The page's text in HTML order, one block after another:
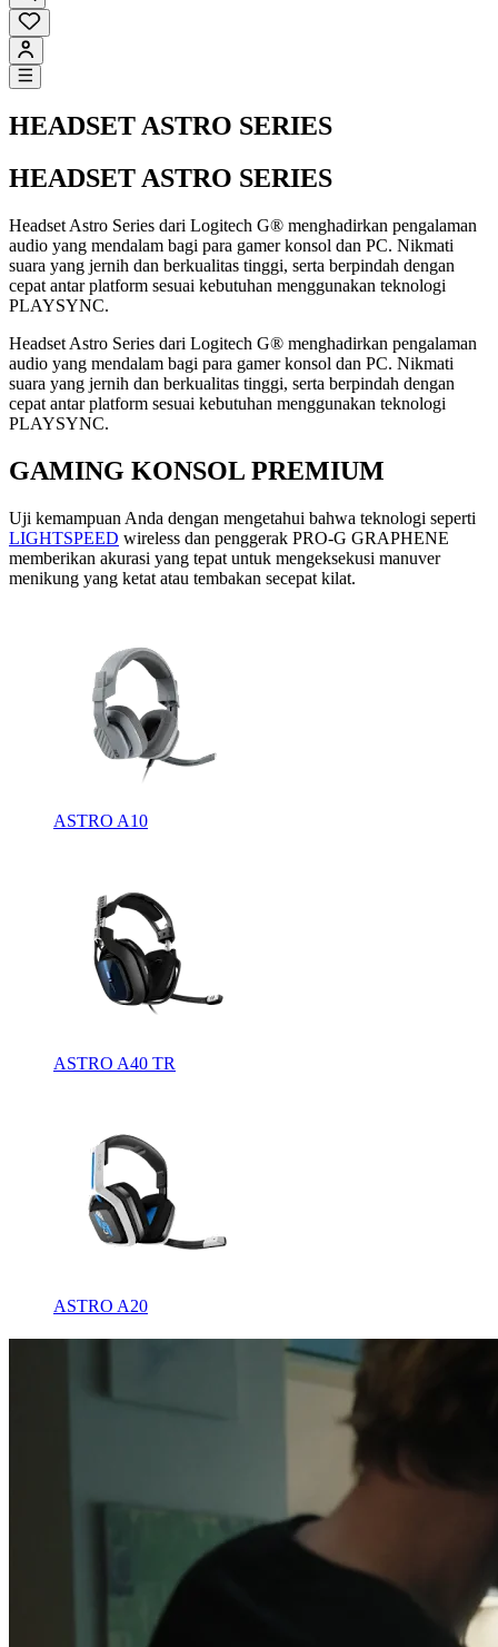
HEADSET ASTRO SERIES
HEADSET ASTRO SERIES
Headset Astro Series dari Logitech G® menghadirkan pengalaman
audio yang mendalam bagi para gamer konsol dan PC. Nikmati
suara yang jernih dan berkualitas tinggi, serta berpindah dengan
cepat antar platform sesuai kebutuhan menggunakan teknologi
PLAYSYNC.
Headset Astro Series dari Logitech G® menghadirkan pengalaman
audio yang mendalam bagi para gamer konsol dan PC. Nikmati
suara yang jernih dan berkualitas tinggi, serta berpindah dengan
cepat antar platform sesuai kebutuhan menggunakan teknologi
PLAYSYNC.
GAMING KONSOL PREMIUM
Uji kemampuan Anda dengan mengetahui bahwa teknologi seperti
LIGHTSPEED wireless dan penggerak PRO-G GRAPHENE
memberikan akurasi yang tepat untuk mengeksekusi manuver
menikung yang ketat atau tembakan secepat kilat.
ASTRO A10
ASTRO A40 TR
ASTRO A20